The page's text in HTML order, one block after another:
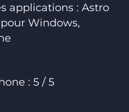
applications : Astro
Windows,
: 5 / 5